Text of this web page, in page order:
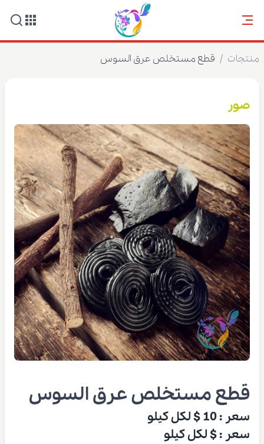
منتجات / قطع مستخلص عرق السوس
صور
قطع مستخلص عرق السوس
سعر :
لكل كيلو
سعر :$لكل كيلو